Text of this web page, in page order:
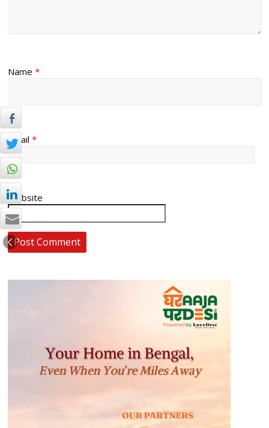
Name*
Email*
Website